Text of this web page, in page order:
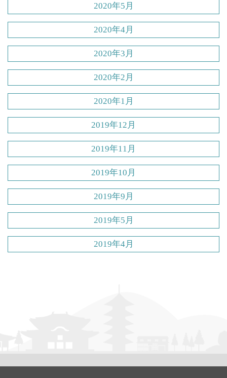
2020年5月
2020年4月
2020年3月
2020年2月
2020年1月
2019年12月
2019年11月
2019年10月
2019年9月
2019年5月
2019年4月